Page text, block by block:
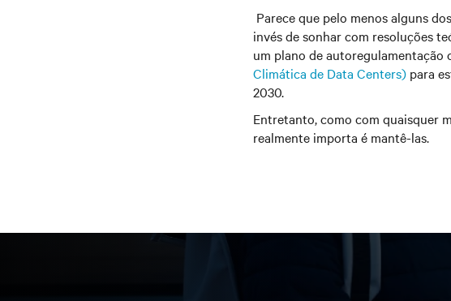
Parece que pelo menos alguns
invés de sonhar com resoluções
um plano de autoregulamentação
Climática de Data Centers) para
2030.
Entretanto, como com quaisquer
realmente importa é mantê-las.